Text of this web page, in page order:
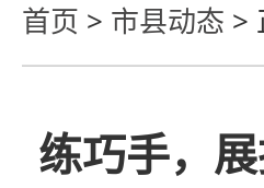
首页 > 市县动态 >
练巧手，